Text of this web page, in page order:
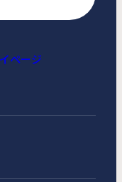
ページ